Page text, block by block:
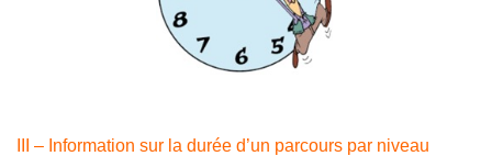
III – Information sur la durée d’un parcours par niveau